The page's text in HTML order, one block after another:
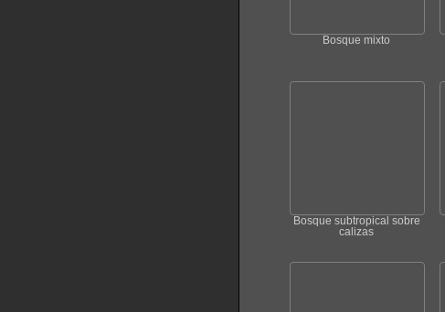
Bosque mixto
Bosque subtropical sobre
calizas